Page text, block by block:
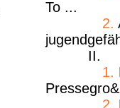
To ...
2.
II.
1.
2.